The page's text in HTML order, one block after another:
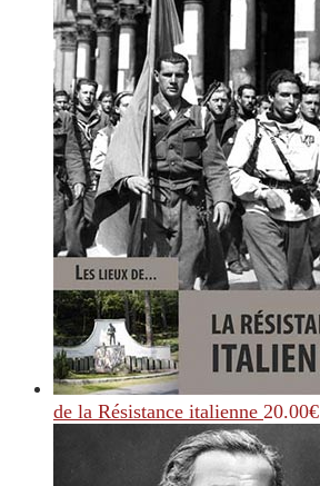
de la Résistance italienne 20.00€